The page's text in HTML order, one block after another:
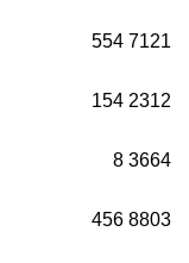
7121
554
2312
154
3664
8
8803
456